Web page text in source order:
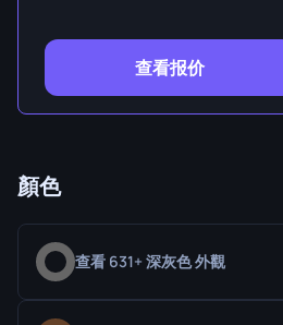
查看报价
顏色
查看 631+ 深灰色 外觀